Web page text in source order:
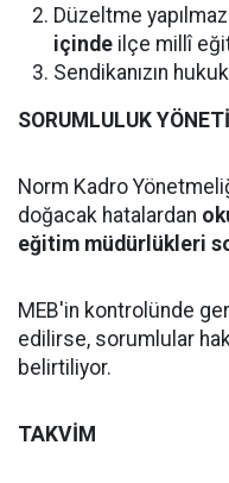
Düzeltme
içinde ilçe millî
Sendikanızın
SORUMLULUK
Norm Kadro
doğacak hatalardan
eğitim müdürlükleri
MEB'in kontrolünde
edilirse, sorumlular
belirtiliyor.
TAKVİM